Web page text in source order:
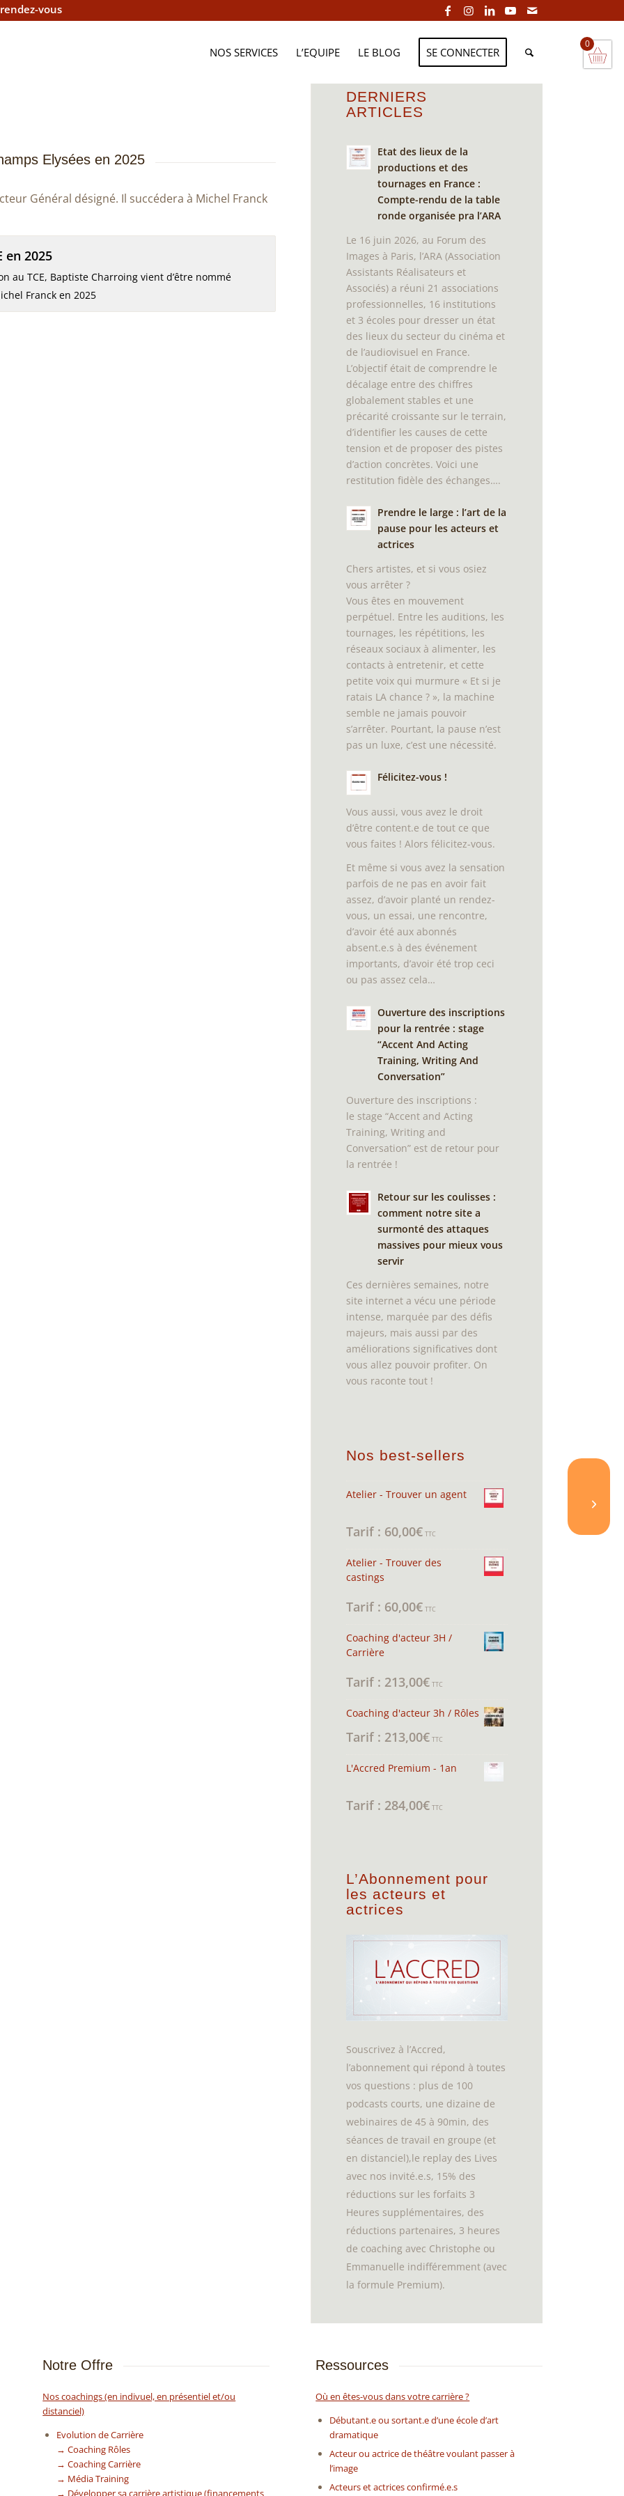
vous
NOS SERVICES L’EQUIPE LE BLOG SE CONNECTER
Elysées en 2025
Général désigné. Il succédera à Michel Franck
en 2025
TCE, Baptiste Charroing vient d’être nommé
Franck en 2025
DERNIERS
ARTICLES
Etat des lieux de la
productions et des
tournages en France :
Compte-rendu de la table
ronde organisée pra l’ARA
Le 16 juin 2026, au Forum des
Images à Paris, l’ARA (Association
Assistants Réalisateurs et
Associés) a réuni 21 associations
professionnelles, 16 institutions
et 3 écoles pour dresser un état
des lieux du secteur du cinéma et
de l’audiovisuel en France.
L’objectif était de comprendre le
décalage entre des chiffres
globalement stables et une
précarité croissante sur le terrain,
d’identifier les causes de cette
tension et de proposer des pistes
d’action concrètes. Voici une
restitution fidèle des échanges….
Prendre le large : l’art de la
pause pour les acteurs et
actrices
Chers artistes, et si vous osiez
vous arrêter ?
Vous êtes en mouvement
perpétuel. Entre les auditions, les
tournages, les répétitions, les
réseaux sociaux à alimenter, les
contacts à entretenir, et cette
petite voix qui murmure « Et si je
ratais LA chance ? », la machine
semble ne jamais pouvoir
s’arrêter. Pourtant, la pause n’est
pas un luxe, c’est une nécessité.
Félicitez-vous !
Vous aussi, vous avez le droit
d’être content.e de tout ce que
vous faites ! Alors félicitez-vous.
Et même si vous avez la sensation
parfois de ne pas en avoir fait
assez, d’avoir planté un rendez-
vous, un essai, une rencontre,
d’avoir été aux abonnés
absent.e.s à des événement
importants, d’avoir été trop ceci
ou pas assez cela…
Ouverture des inscriptions
pour la rentrée : stage
“Accent And Acting
Training, Writing And
Conversation”
Ouverture des inscriptions :
le stage “Accent and Acting
Training, Writing and
Conversation” est de retour pour
la rentrée !
Retour sur les coulisses :
comment notre site a
surmonté des attaques
massives pour mieux vous
servir
Ces dernières semaines, notre
site internet a vécu une période
intense, marquée par des défis
majeurs, mais aussi par des
améliorations significatives dont
vous allez pouvoir profiter. On
vous raconte tout !
Nos best-sellers
Atelier - Trouver un agent
Note4.95sur 5
60,00€ TTC
Atelier - Trouver des
castings
Note4.94sur 5
60,00€ TTC
Coaching d'acteur 3H /
Carrière
Note5.00sur 5
213,00€ TTC
Coaching d'acteur 3h / Rôles
213,00€ TTC
L'Accred Premium - 1an
Note5.00sur 5
284,00€ TTC
L’Abonnement pour
les acteurs et
actrices
Souscrivez à l’Accred,
l’abonnement qui répond à toutes
vos questions : plus de 100
podcasts courts, une dizaine de
webinaires de 45 à 90min, des
séances de travail en groupe (et
en distanciel),le replay des Lives
avec nos invité.e.s, 15% des
réductions sur les forfaits 3
Heures supplémentaires, des
réductions partenaires, 3 heures
de coaching avec Christophe ou
Emmanuelle indifféremment (avec
la formule Premium).
Notre Offre
Nos coachings (en indivuel, en présentiel et/ou
distanciel)
Evolution de Carrière
→ Coaching Rôles
→ Coaching Carrière
→ Média Training
→ Développer sa carrière artistique (financements
Ressources
Où en êtes-vous dans votre carrière ?
Débutant.e ou sortant.e d’une école d’art
dramatique
Acteur ou actrice de théâtre voulant passer à
l’image
Acteurs et actrices confirmé.e.s
0